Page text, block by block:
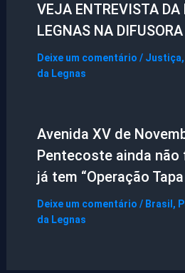
VEJA ENTREVISTA
LEGNAS NA DIFUSORA
Deixe um comentário / Justiça,
da Legnas
Avenida XV de
Pentecoste ainda
já tem “Operação
Deixe um comentário / Brasil ,
da Legnas